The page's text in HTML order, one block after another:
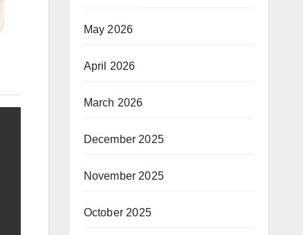
May 2026
April 2026
March 2026
December 2025
November 2025
October 2025